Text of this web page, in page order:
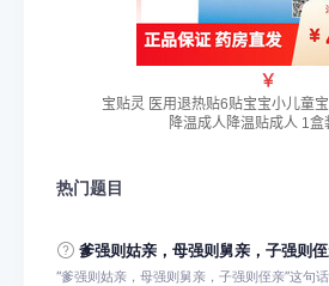
热门题目
爹强则姑亲，‌母强则舅亲，‌子强则
‌“‌爹强则姑亲，‌母强则舅亲，‌子强则侄亲”这句